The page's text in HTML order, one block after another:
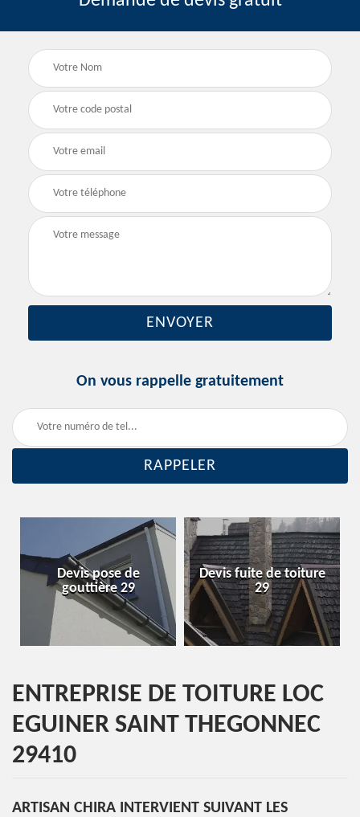
On vous rappelle gratuitement
pose de
29
Devis fuite de toiture
29
ENTREPRISE DE TOITURE LOC
EGUINER SAINT THEGONNEC
29410
ARTISAN CHIRA INTERVIENT SUIVANT LES